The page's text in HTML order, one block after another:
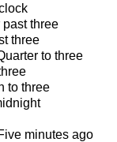
past three
three
to three
to three
minutes ago